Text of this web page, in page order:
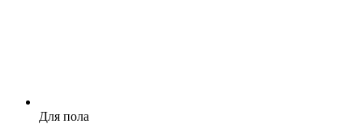
Для пола